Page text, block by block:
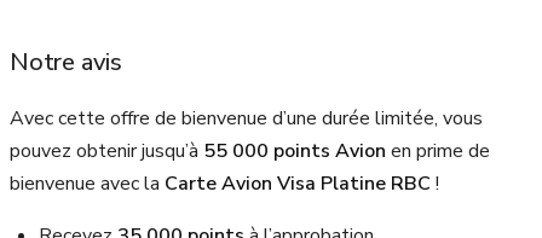
Notre avis
Avec cette offre de bienvenue d’une durée limitée, vous
pouvez obtenir jusqu’à 55 000 points Avion en prime de
bienvenue avec la Carte Avion Visa Platine RBC !